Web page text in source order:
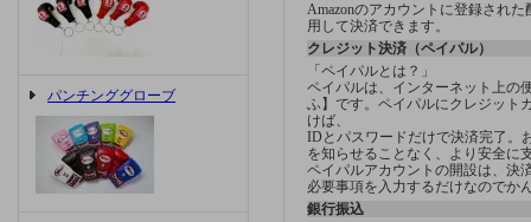
パンチンググローブ
Amazonのアカウントに登録され
用して決済できます。
クレジット決済（ペイパル）
「ペイパルとは？」
ペイパルは、インターネット上の
ふ】です。ペイパルにクレジット
けば、
IDとパスワードだけで決済完了。
を知らせることなく、より安全に
ペイパルアカウントの開設は、決
必要事項を入力するだけなのでか
銀行振込